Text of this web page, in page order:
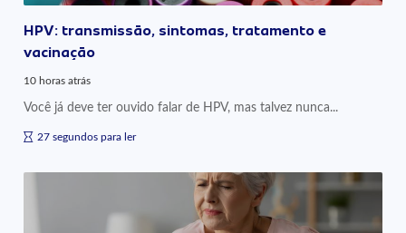
HPV: transmissão, sintomas, tratamento e
vacinação
10 horas atrás
Você já deve ter ouvido falar de HPV, mas talvez nunca...
27 segundos para ler